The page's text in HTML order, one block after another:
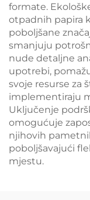
formate.
otpadnih papira
poboljšane
smanjuju
nude detaljne
upotrebi,
svoje resurse za
implementiraju
Uključenje
omogućuje
njihovih
poboljšavajući
mjestu.